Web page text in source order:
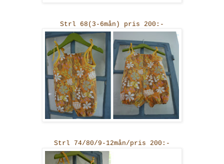
Strl 68(3-6mån) pris 200:-
Strl 74/80/9-12mån/pris 200:-